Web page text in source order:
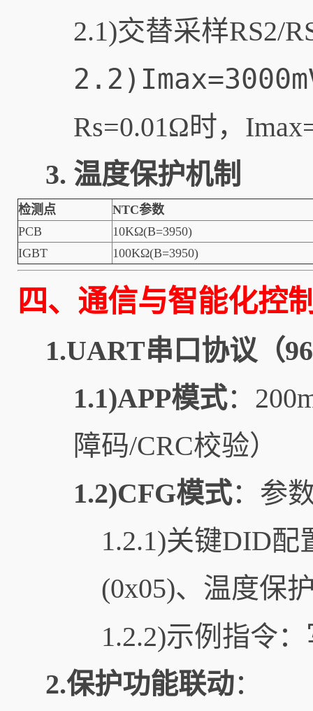
2.1)交替采样RS2/
Rs=0.01Ω时，
3. 温度保护机制
检测点
NTC参数
PCB
10KΩ(B=3950)
IGBT
100KΩ(B=3950)
四、通信与智能化控
1.UART串口协议（
1.1)APP模式：
障码/CRC校验）
1.2)CFG模式：参
1.2.1)关键DID
(0x05)、温度保
1.2.2)示例指令
2.保护功能联动：